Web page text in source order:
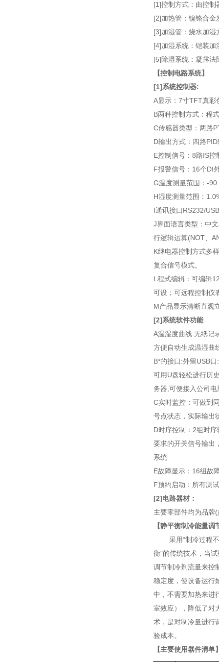
[1]控制方式：由控制
[2]加热管：镍铬合金
[3]加湿管：烧水加湿
[4]加湿系统：铠装加
[5]除湿系统：凝露法
【控制电路系统】
[1]系统控制器:
A显示：7寸TFT真彩
B两种控制方式：程
C传感器类型：两路
D输出方式：四路
E控制信号：8路IS
F报警信号：16个DI
G温度测量范围：-
H湿度测量范围：
I通讯接口RS232/
J界面语言类型：中
行逻辑运算(NOT、
K继电器控制方式多
复合信号模式。
L程式编辑：可编辑
可设；可远程控制仪
M产品显示清晰直观
[2]系统软件功能
A温湿度曲线:无纸记
方便自动生成温湿曲
B*的接口:外留USB
可用U盘轻松进行历
务器,可便接入公司
C实时监控：可做到
号点状态，实际输出
D时序控制：2组时
要求的开关信号输出
系统
E故障显示：16组故
F预约启动：所有测
[2]电路器材：
主要零部件均为品牌
【静平衡制冷能量调
采用“制冷过程
衡"的传统技术，当
调节制冷剂流量来控
稳定度，使设备运行
中，不需要加热来进
室效应），降低了对
术，是对制冷量进行
验成本。
【主要使用器件清单